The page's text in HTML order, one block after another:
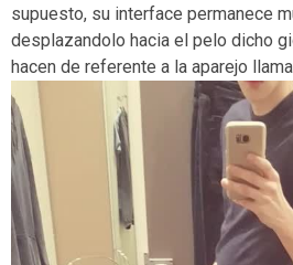
supuesto, su interface permanece
desplazandolo hacia el pelo dicho
hacen de referente a la aparejo